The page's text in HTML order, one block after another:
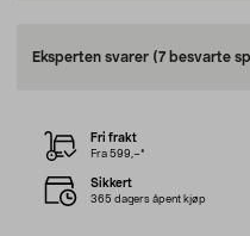
Eksperten svarer (7 besvarte
Fri frakt
Fra 599,–*
Sikkert
365 dagers åpent kjøp